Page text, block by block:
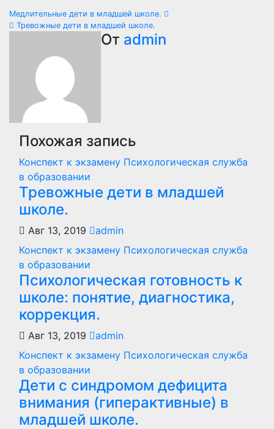
Навигация
записям
Медлительные дети в младшей школе.
Тревожные дети в младшей школе.
От admin
Похожая запись
Конспект к экзамену Психологическая служба
в образовании
Тревожные дети в младшей
школе.
Авг 13, 2019
admin
Конспект к экзамену Психологическая служба
в образовании
Психологическая готовность к
школе: понятие, диагностика,
коррекция.
Авг 13, 2019
admin
Конспект к экзамену Психологическая служба
в образовании
Дети с синдромом дефицита
внимания (гиперактивные) в
младшей школе.